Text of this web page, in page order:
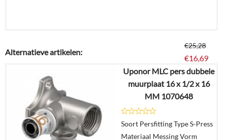
€25,28
€16,69
Details
winkelmand
Alternatieve artikelen:
Uponor MLC pers dubbele
muurplaat 16 x 1/2 x 16
MM 1070648
Soort Persfitting Type S-Press
Materiaal Messing Vorm